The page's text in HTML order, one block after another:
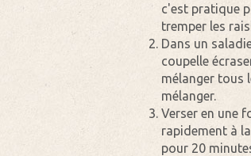
c'est pratique
tremper les
Dans un
coupelle
mélanger tous
mélanger.
Verser en une
rapidement à
pour 20